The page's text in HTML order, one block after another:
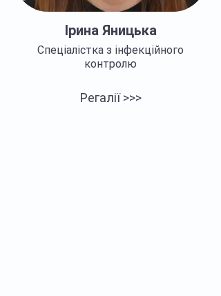
Ірина Яницька
Спеціалістка з інфекційного
контролю
Регалії >>>